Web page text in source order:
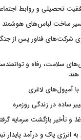
تحصیلی و روابط
ساخت لباس‌های هوشمند
سلامت، رفاه و
آمپول‌های لاغری
ساده در زندگی روزمره
و تأخیر بازگشت سرمایه
انرژی پاک و درآمد پایدار